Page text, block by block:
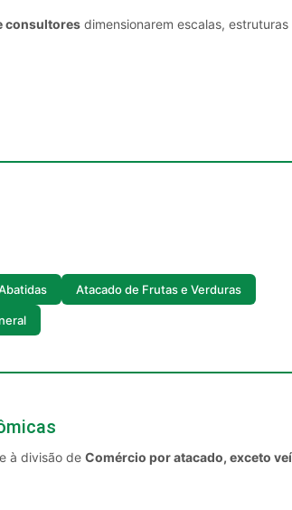
consultores dimensionarem escalas,
Atacado de Frutas e Verduras
à divisão de Comércio por atacado, exceto